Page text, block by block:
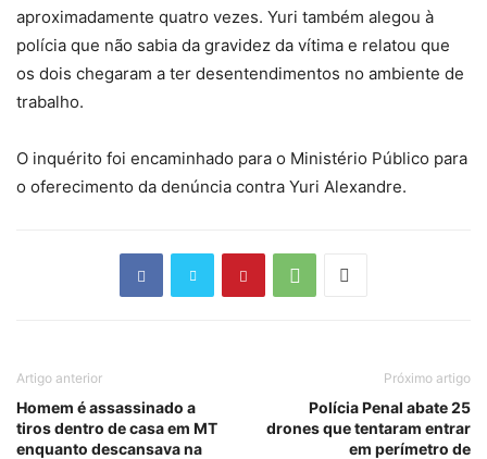
aproximadamente quatro vezes. Yuri também alegou à
polícia que não sabia da gravidez da vítima e relatou que
os dois chegaram a ter desentendimentos no ambiente de
trabalho.
O inquérito foi encaminhado para o Ministério Público para
o oferecimento da denúncia contra Yuri Alexandre.
Artigo anterior
Homem é assassinado a
tiros dentro de casa em MT
enquanto descansava na
Próximo artigo
Polícia Penal abate 25
drones que tentaram entrar
em perímetro de